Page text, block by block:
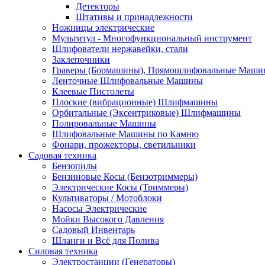
Детекторы
Штативы и принадлежности
Ножницы электрические
Мультитул - Многофункциональный инструмент
Шлифователи нержавейки, стали
Заклепочники
Граверы (Бормашины), Прямошлифовальные
Ленточные Шлифовальные Машины
Клеевые Пистолеты
Плоские (вибрационные) Шлифмашины
Орбитальные (Эксентриковые) Шлифмашины
Полировальные Машины
Шлифовальные Машины по Камню
Фонари, прожекторы, светильники
Садовая техника
Бензопилы
Бензиновые Косы (Бензотриммеры)
Электрические Косы (Триммеры)
Культиваторы / Мотоблоки
Насосы Электрические
Мойки Высокого Давления
Садовый Инвентарь
Шланги и Всё для Полива
Силовая техника
Электростанции (Генераторы)